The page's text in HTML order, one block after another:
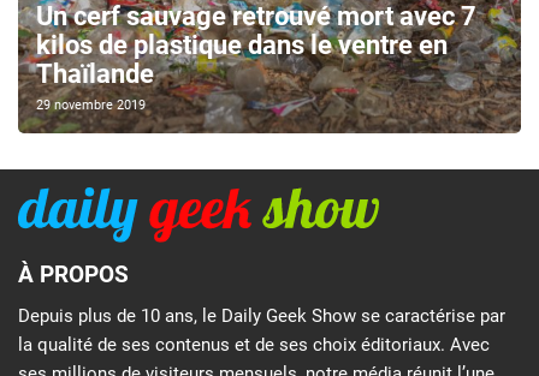
Un cerf sauvage retrouvé mort avec 7
kilos de plastique dans le ventre en
Thaïlande
29 novembre 2019
À PROPOS
Depuis plus de 10 ans, le Daily Geek Show se caractérise par
la qualité de ses contenus et de ses choix éditoriaux. Avec